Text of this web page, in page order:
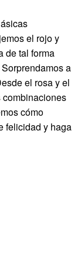
el rojo y
de tal forma
a
el rosa y el
combinaciones
cómo
felicidad y haga